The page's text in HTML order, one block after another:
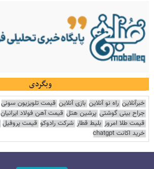
وبگردی
خبرآنلاین راه نو آنلاین بازی آنلاین قیمت تلویزیون سونی
جراح بینی گوشتی پرشین هتل قیمت آهن فولاد ایرانیان
قیمت طلا امروز بلیط قطار شرکت رادوکو قیمت پروفیل
خرید اکانت chatgpt